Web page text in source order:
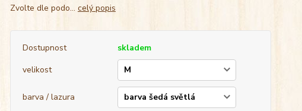
Zvolte dle podo... celý popis
Dostupnost
skladem
velikost
barva / lazura